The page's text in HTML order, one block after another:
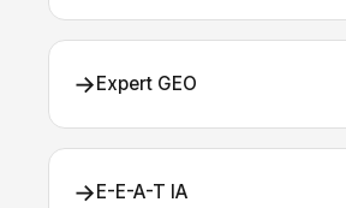
→Expert GEO
→E-E-A-T IA